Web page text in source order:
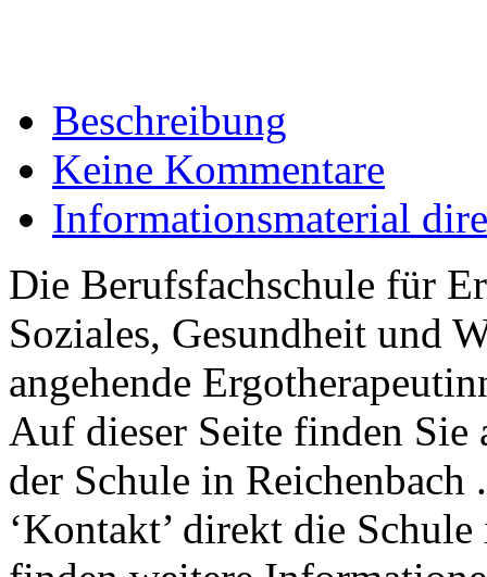
Beschreibung
Keine Kommentare
Informationsmaterial
Die Berufsfachschule für
Soziales, Gesundheit und
angehende
Auf dieser Seite finden
der Schule in Reichenbach
‘Kontakt’ direkt die